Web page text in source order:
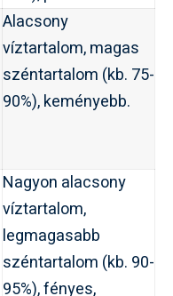
Alacsony
víztartalom, magas
széntartalom (kb. 75-
90%), keményebb.
Nagyon alacsony
víztartalom,
legmagasabb
széntartalom (kb. 90-
95%), fényes,